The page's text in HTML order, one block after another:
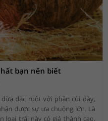
bạn nên biết
đặc ruột với phần cùi dày,
được sự ưa chuộng lớn. Là
loại trái này có giá thành cao,